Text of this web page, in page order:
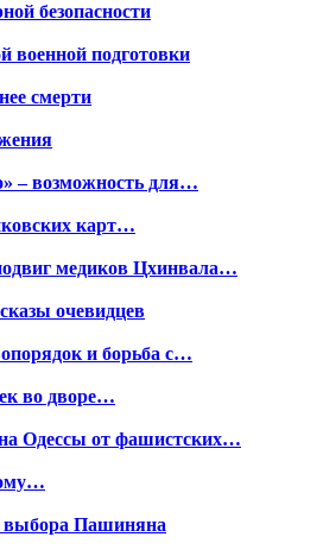
безопасности
военной подготовки
смерти
– возможность для…
карт…
медиков Цхинвала…
очевидцев
и борьба с…
во дворе…
Одессы от фашистских…
выбора Пашиняна